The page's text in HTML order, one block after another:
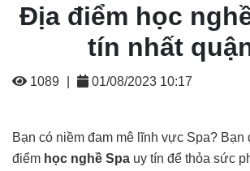
Địa điểm học
tín nhất
1089 01/08/2023 10:17
Bạn có niềm đam mê lĩnh vực Spa? Bạn
điểm học nghề Spa uy tín để thỏa sức